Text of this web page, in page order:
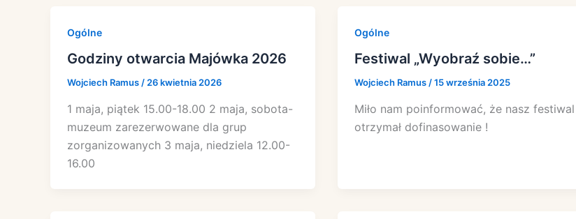
Ogólne
Godziny otwarcia Majówka 2026
Wojciech Ramus/26 kwietnia 2026
1 maja, piątek 15.00-18.00 2 maja, sobota-
muzeum zarezerwowane dla grup
zorganizowanych 3 maja, niedziela 12.00-
16.00
Ogólne
Festiwal „Wyobraź sobie…”
Wojciech Ramus/15 września 2025
Miło nam poinformować, że nasz festiwal
otrzymał dofinasowanie !